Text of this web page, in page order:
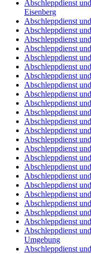
Abschleppdienst
Eisenberg
Abschleppdienst
Abschleppdienst
Abschleppdienst
Abschleppdienst
Abschleppdienst
Abschleppdienst
Abschleppdienst
Abschleppdienst
Abschleppdienst
Abschleppdienst
Abschleppdienst
Abschleppdienst
Abschleppdienst
Abschleppdienst
Abschleppdienst
Abschleppdienst
Abschleppdienst
Abschleppdienst
Abschleppdienst
Abschleppdienst
Abschleppdienst
Abschleppdienst
Abschleppdienst
Abschleppdienst
Umgebung
Abschleppdienst